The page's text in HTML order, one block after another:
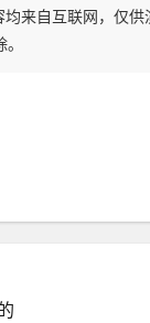
均来自互联网，仅